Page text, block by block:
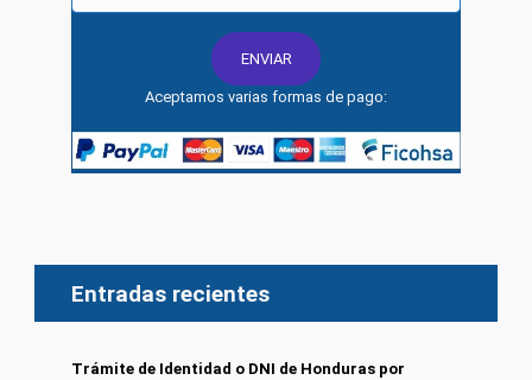
Aceptamos varias formas de pago:
Entradas recientes
Trámite de Identidad o DNI de Honduras por